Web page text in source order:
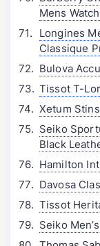
Mens
Longines
Classique
Bulova
Tissot T-
Xetum
Seiko
Black
Hamilton
Davosa
Tissot
Seiko